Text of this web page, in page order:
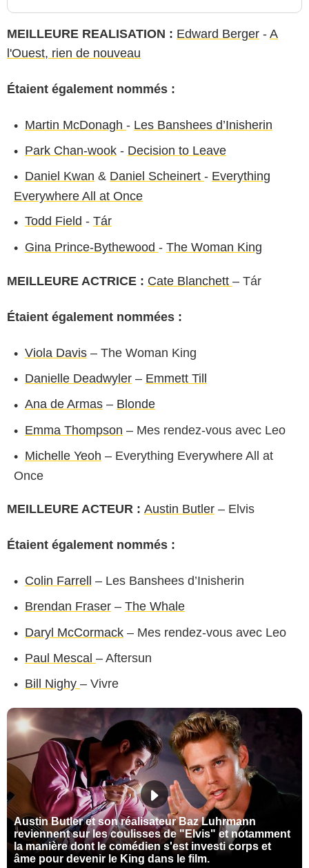
MEILLEURE REALISATION : Edward Berger - A
l'Ouest, rien de nouveau
Étaient également nommés :
Martin McDonagh - Les Banshees d’Inisherin
Park Chan-wook - Decision to Leave
Daniel Kwan & Daniel Scheinert - Everything
Everywhere All at Once
Todd Field - Tár
Gina Prince-Bythewood - The Woman King
MEILLEURE ACTRICE : Cate Blanchett – Tár
Étaient également nommées :
Viola Davis – The Woman King
Danielle Deadwyler – Emmett Till
Ana de Armas – Blonde
Emma Thompson – Mes rendez-vous avec Leo
Michelle Yeoh – Everything Everywhere All at
Once
MEILLEURE ACTEUR : Austin Butler – Elvis
Étaient également nommés :
Colin Farrell
– Les Banshees d’Inisherin
Brendan Fraser – The Whale
Daryl McCormack – Mes rendez-vous avec Leo
Paul Mescal – Aftersun
Bill Nighy – Vivre
Austin Butler et son réalisateur Baz Luhrmann
reviennent sur les coulisses de "Elvis" et notamment
la manière dont le comédien s'est investi corps et
âme pour devenir le King dans le film.